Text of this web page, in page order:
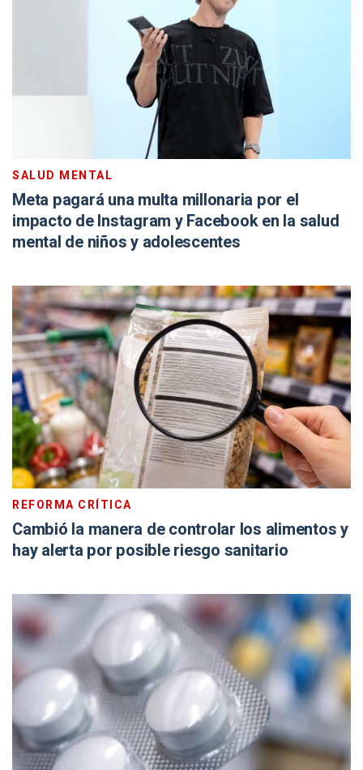
SALUD MENTAL
Meta pagará una multa millonaria por el
impacto de Instagram y Facebook en la salud
mental de niños y adolescentes
REFORMA CRÍTICA
Cambió la manera de controlar los alimentos y
hay alerta por posible riesgo sanitario